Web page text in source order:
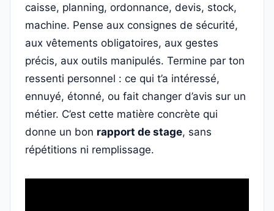
caisse, planning, ordonnance, devis, stock,
machine. Pense aux consignes de sécurité,
aux vêtements obligatoires, aux gestes
précis, aux outils manipulés. Termine par ton
ressenti personnel : ce qui t’a intéressé,
ennuyé, étonné, ou fait changer d’avis sur un
métier. C’est cette matière concrète qui
donne un bon rapport de stage, sans
répétitions ni remplissage.